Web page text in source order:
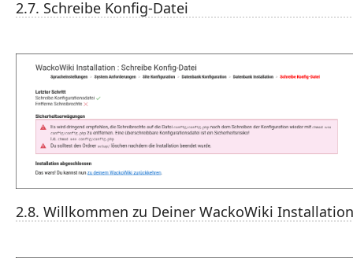
2.7. Schreibe Konfig-Datei
2.8. Willkommen zu Deiner WackoWiki Installation